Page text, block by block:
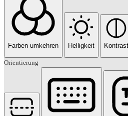
Farben umkehren Helligkeit Kontrast
Orientierung